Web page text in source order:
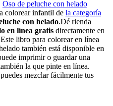
Oso de peluche con helado
colorear infantil de la categoría
con helado.Dé rienda
en línea gratis directamente en
libro para colorear en línea
también está disponible en
imprimir o guardar una
la que pinte en línea.
mezclar fácilmente tus